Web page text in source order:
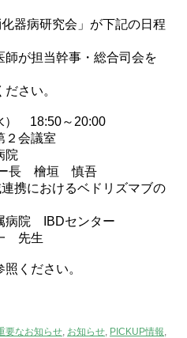
器病研究会」が下記の日程
が担当幹事・総合司会を
さい。
） 18:50～20:00
会議室
院
ー長 檜垣 慎吾
携におけるベドリズマブの
病院 IBDセンター
先生
照ください。
要なお知らせ お知らせ PICKUP情報